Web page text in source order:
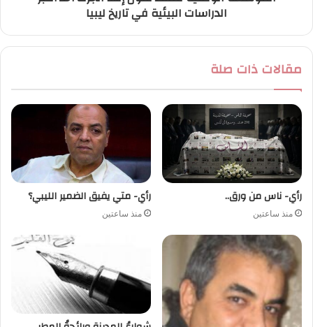
الدراسات البيئية في تاريخ ليبيا
مقالات ذات صلة
رأي- ناس من ورق..
منذ ساعتين
رأي- متي يفيق الضمير الليبي؟
منذ ساعتين